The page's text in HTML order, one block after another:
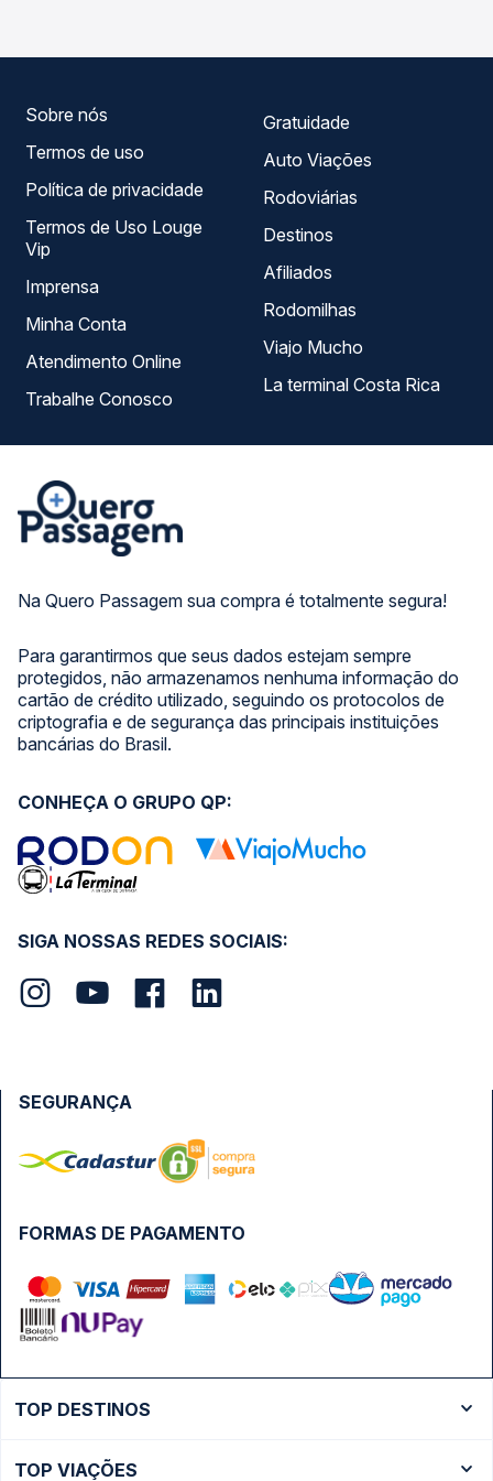
Na Quero Passagem sua compra é totalmente segura!
Para garantirmos que seus dados estejam sempre
protegidos, não armazenamos nenhuma informação do
cartão de crédito utilizado, seguindo os protocolos de
criptografia e de segurança das principais instituições
bancárias do Brasil.
Sobre nós
Termos de uso
Política de privacidade
Termos de Uso Louge
Vip
Imprensa
Minha Conta
Atendimento Online
Trabalhe Conosco
Gratuidade
Auto Viações
Rodoviárias
Destinos
Afiliados
Rodomilhas
Viajo Mucho
La terminal Costa Rica
SIGA NOSSAS REDES SOCIAIS:
CONHEÇA O GRUPO QP:
FORMAS DE PAGAMENTO
SEGURANÇA
TOP DESTINOS
TOP VIAÇÕES